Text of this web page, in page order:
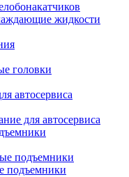
жидкости
головки
автосервиса
для автосервиса
подъемники
подъемники